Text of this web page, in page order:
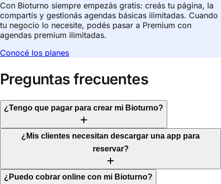
Con Bioturno siempre empezás gratis: creás tu página, la
compartís y gestionás agendas básicas ilimitadas. Cuando
tu negocio lo necesite, podés pasar a Premium con
agendas premium ilimitadas.
Conocé los planes
Preguntas frecuentes
¿Tengo que pagar para crear mi Bioturno?
¿Mis clientes necesitan descargar una app para
reservar?
¿Puedo cobrar online con mi Bioturno?